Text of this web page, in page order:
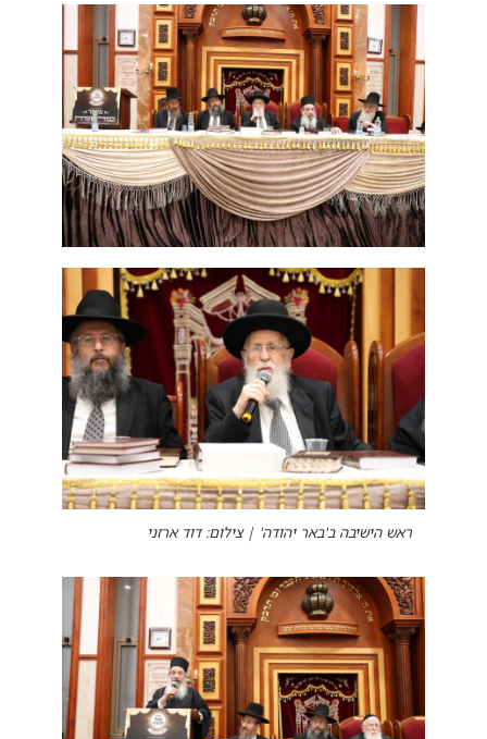
ראש הישיבה ב'באר יהודה' | צילום: דוד ארזני